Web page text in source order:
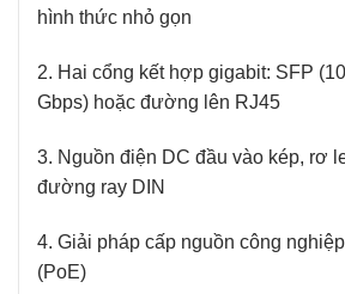
hình thức nhỏ gọn
2. Hai cổng kết hợp gigabit: SFP
Gbps) hoặc đường lên RJ45
3. Nguồn điện DC đầu vào kép, rơ
đường ray DIN
4. Giải pháp cấp nguồn công
(PoE)